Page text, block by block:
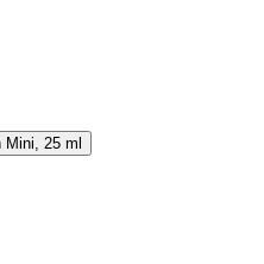
Mini, 25 ml